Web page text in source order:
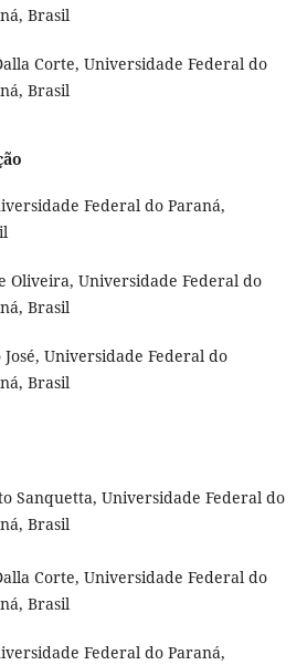
Brasil
Corte, Universidade Federal do
Brasil
Federal do Paraná,
Oliveira, Universidade Federal do
Brasil
Universidade Federal do
Brasil
Sanquetta, Universidade Federal do
Brasil
Corte, Universidade Federal do
Brasil
Federal do Paraná,